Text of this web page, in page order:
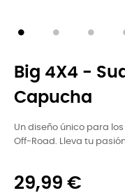
Big 4X4 -
Capucha
Un diseño único para
Off-Road. Lleva tu
29,99 €